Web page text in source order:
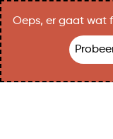
Oeps, er gaat wat